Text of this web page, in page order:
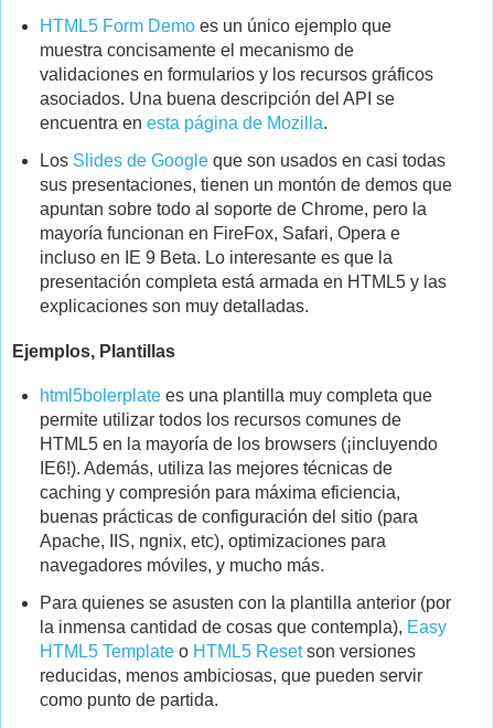
HTML5 Form Demoes un único ejemplo que
muestra concisamente el mecanismo de
validaciones en formularios y los recursos gráficos
asociados. Una buena descripción del API se
encuentra en esta página de Mozilla.
Los Slides de Googleque son usados en casi todas
sus presentaciones, tienen un montón de demos que
apuntan sobre todo al soporte de Chrome, pero la
mayoría funcionan en FireFox, Safari, Opera e
incluso en IE 9 Beta. Lo interesante es que la
presentación completa está armada en HTML5 y las
explicaciones son muy detalladas.
Ejemplos, Plantillas
html5bolerplatees una plantilla muy completa que
permite utilizar todos los recursos comunes de
HTML5 en la mayoría de los browsers (¡incluyendo
IE6!). Además, utiliza las mejores técnicas de
caching y compresión para máxima eficiencia,
buenas prácticas de configuración del sitio (para
Apache, IIS, ngnix, etc), optimizaciones para
navegadores móviles, y mucho más.
Para quienes se asusten con la plantilla anterior (por
la inmensa cantidad de cosas que contempla), Easy
HTML5 Templateo HTML5 Resetson versiones
reducidas, menos ambiciosas, que pueden servir
como punto de partida.